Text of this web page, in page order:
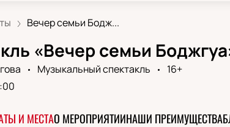
Вечер семьи Бодж...
«Вечер семьи
Музыкальный спектакль
16+
И МЕСТАО МЕРОПРИЯТИИНАШИ ПРЕИМУЩЕСТВА